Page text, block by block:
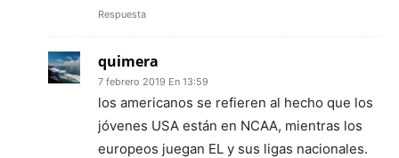
Respuesta
quimera
7 febrero 2019 En 13:59
los americanos se refieren al hecho que los
jóvenes USA están en NCAA, mientras los
europeos juegan EL y sus ligas nacionales.